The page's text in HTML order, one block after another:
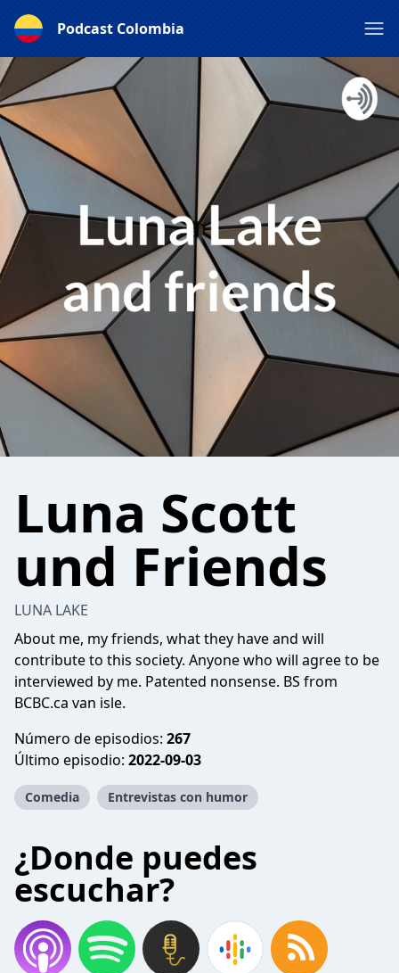
Podcast Colombia
Luna Scott
und Friends
LUNA LAKE
About me, my friends, what they have and will
contribute to this society. Anyone who will agree to be
interviewed by me. Patented nonsense. BS from
BCBC.ca van isle.
Número de episodios: 267
Último episodio: 2022-09-03
Comedia Entrevistas con humor
¿Donde puedes
escuchar?